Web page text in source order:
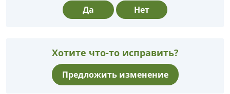
Да Нет
Хотите что-то исправить?
Предложить изменение